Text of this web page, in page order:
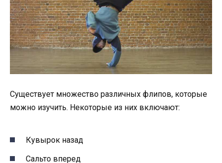
Существует множество различных флипов, которые
можно изучить. Некоторые из них включают:
Кувырок назад
Сальто вперед